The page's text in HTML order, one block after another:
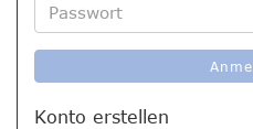
Passwort
Konto erstellen